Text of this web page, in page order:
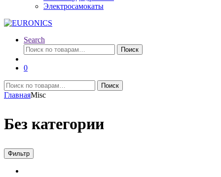
Электросамокаты
Search
Искать:
Поиск
0
Искать:
Поиск
ГлавнаяMisc
Без категории
Фильтр